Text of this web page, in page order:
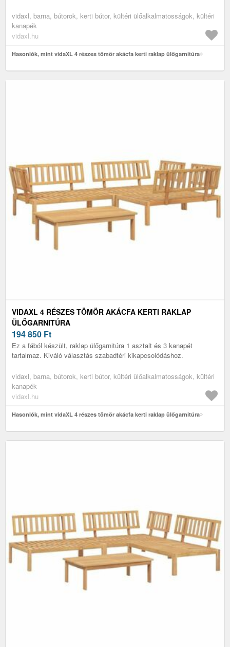
vidaxl, barna, bútorok, kerti bútor, kültéri ülőalkalmatosságok, kültéri
kanapék
vidaxl.hu
Hasonlók, mint vidaXL 4 részes tömör akácfa kerti raklap ülőgarnitúra
VIDAXL 4 RÉSZES TÖMÖR AKÁCFA KERTI RAKLAP
ÜLŐGARNITÚRA
194 850 Ft
Ez a fából készült, raklap ülőgarnitúra 1 asztalt és 3 kanapét
tartalmaz. Kiváló választás szabadtéri kikapcsolódáshoz.
vidaxl, barna, bútorok, kerti bútor, kültéri ülőalkalmatosságok, kültéri
kanapék
vidaxl.hu
Hasonlók, mint vidaXL 4 részes tömör akácfa kerti raklap ülőgarnitúra